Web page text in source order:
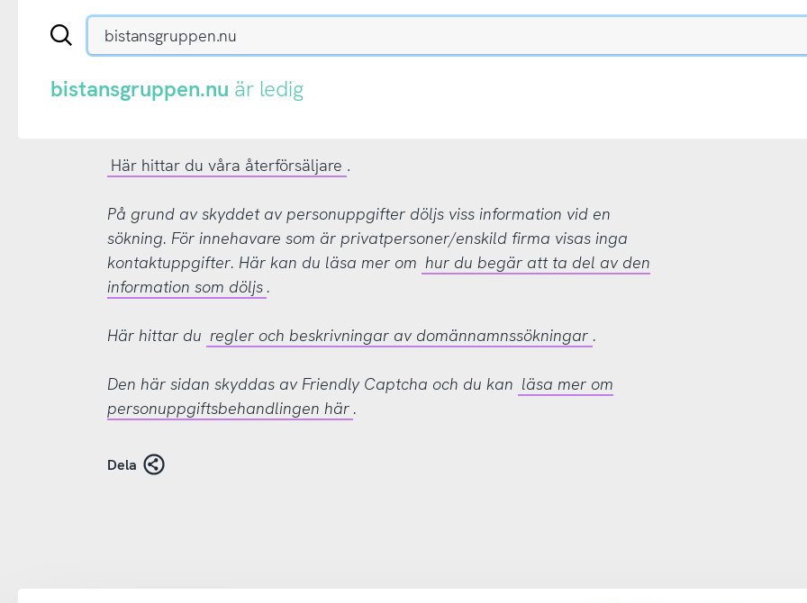
Sök
.se-
eller
.nu-
bistansgruppen.nu är ledig
Här hittar du våra återförsäljare .
På grund av skyddet av personuppgifter döljs viss information vid en
sökning. För innehavare som är privatpersoner/enskild firma visas inga
kontaktuppgifter. Här kan du läsa mer om hur du begär att ta del av den
information som döljs .
Här hittar du regler och beskrivningar av domännamnssökningar .
Den här sidan skyddas av Friendly Captcha och du kan läsa mer om
personuppgiftsbehandlingen här .
Dela